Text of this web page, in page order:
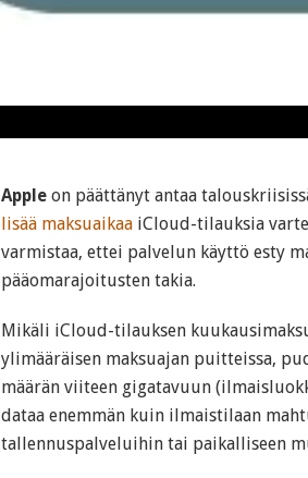
Apple on päättänyt antaa
lisää maksuaikaa iCloud-tilauksia
varmistaa, ettei palvelun käyttö esty
pääomarajoitusten takia.
Mikäli iCloud-tilauksen
ylimääräisen maksuajan puitteissa,
määrän viiteen gigatavuun
dataa enemmän kuin ilmaistilaan
tallennuspalveluihin tai paikalliseen